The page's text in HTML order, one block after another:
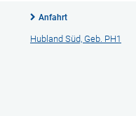
Anfahrt
Hubland Süd, Geb. PH1